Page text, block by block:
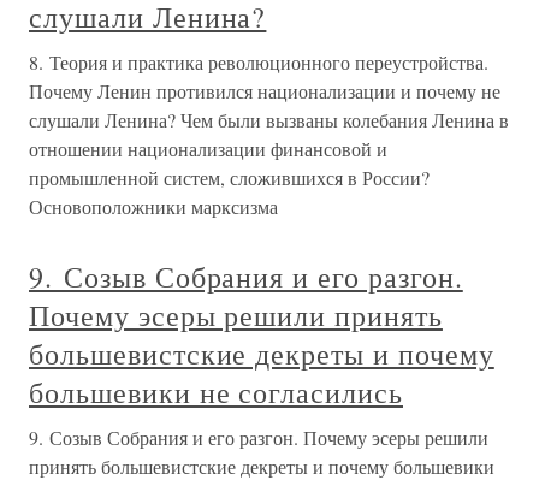
слушали Ленина?
8. Теория и практика революционного переустройства.
Почему Ленин противился национализации и почему не
слушали Ленина? Чем были вызваны колебания Ленина в
отношении национализации финансовой и
промышленной систем, сложившихся в России?
Основоположники марксизма
9. Созыв Собрания и его разгон.
Почему эсеры решили принять
большевистские декреты и почему
большевики не согласились
9. Созыв Собрания и его разгон. Почему эсеры решили
принять большевистские декреты и почему большевики